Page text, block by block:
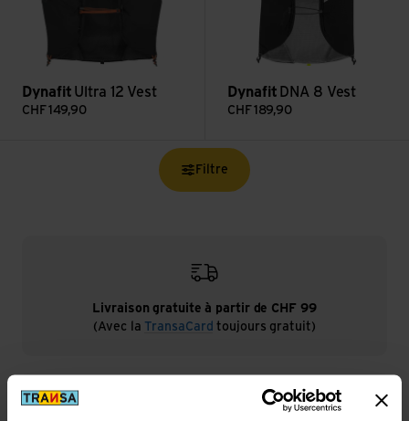
Dynafit Ultra 12 Vest
CHF 149,90
Dynafit DNA 8 Vest
CHF 189,90
Filtre
Livraison gratuite à partir de CHF 99
(Avec la TransaCard toujours gratuit)